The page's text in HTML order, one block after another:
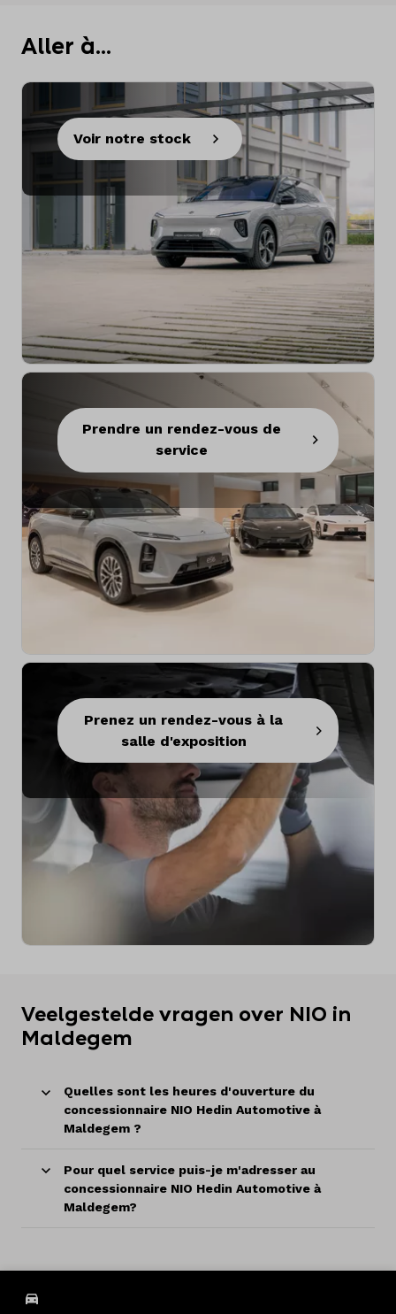
Aller à...
Voir notre stock
Prendre un rendez-vous de
service
Prenez un rendez-vous à la
salle d'exposition
Veelgestelde vragen over NIO in
Maldegem
Quelles sont les heures d'ouverture du
concessionnaire NIO Hedin Automotive à
Maldegem ?
Pour quel service puis-je m'adresser au
concessionnaire NIO Hedin Automotive à
Maldegem?